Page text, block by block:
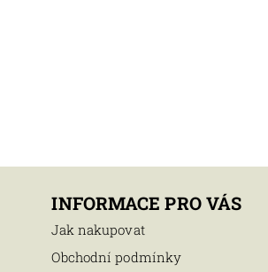
INFORMACE PRO VÁS
Jak nakupovat
Obchodní podmínky